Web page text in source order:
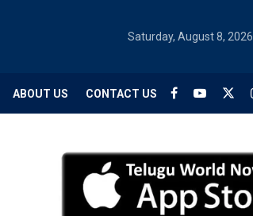
Saturday, August 8, 2026
ABOUT US CONTACT US